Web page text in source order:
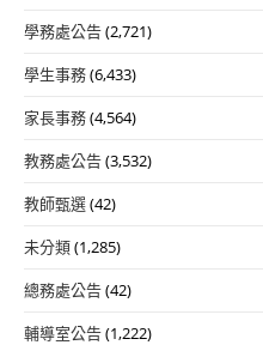
學務處公告(2,721)
學生事務(6,433)
家長事務(4,564)
教務處公告(3,532)
教師甄選(42)
未分類(1,285)
總務處公告(42)
輔導室公告(1,222)